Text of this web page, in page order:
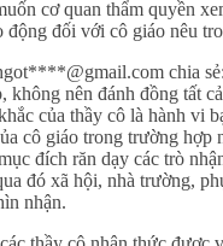
cơ quan thẩm quyền
động đối với cô giáo nêu
chia
không nên đánh đồng tất
của thầy cô là hành vi
cô giáo trong trường hợp
đích răn dạy các trò
đó xã hội, nhà trường,
nhận.